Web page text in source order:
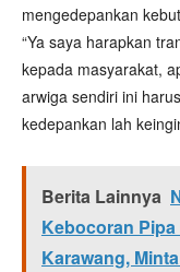
mengedepankan
“Ya saya harapkan
kepada masyarakat,
arwiga sendiri ini
kedepankan lah
Berita Lainnya
Kebocoran
Karawang,